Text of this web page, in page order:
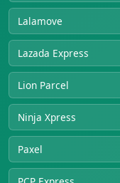
Lalamove
Lazada Express
Lion Parcel
Ninja Xpress
Paxel